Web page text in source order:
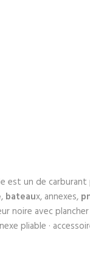
est un de carburant
, bateaux, annexes,
noire avec plancher
pliable ·